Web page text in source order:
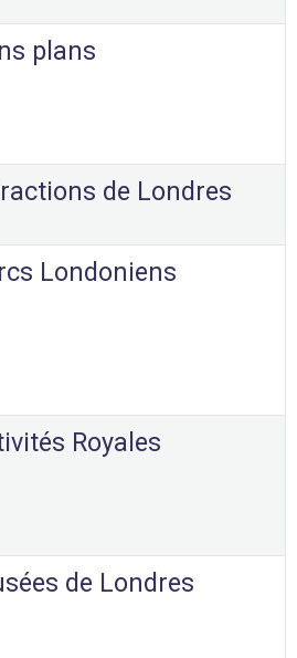
plans
de Londres
Londoniens
Royales
de Londres